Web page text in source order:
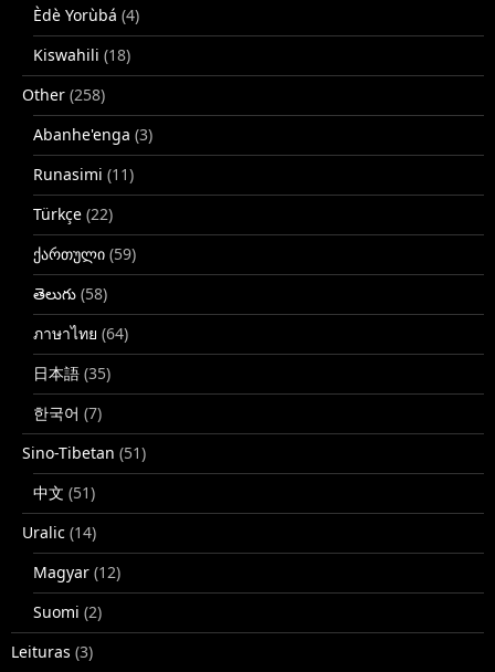
Èdè Yorùbá (4)
Kiswahili (18)
Other (258)
Abanhe'enga (3)
Runasimi (11)
Türkçe (22)
ქართული (59)
తెలుగు (58)
ภาษาไทย (64)
日本語 (35)
한국어 (7)
Sino-Tibetan (51)
中文 (51)
Uralic (14)
Magyar (12)
Suomi (2)
Leituras (3)